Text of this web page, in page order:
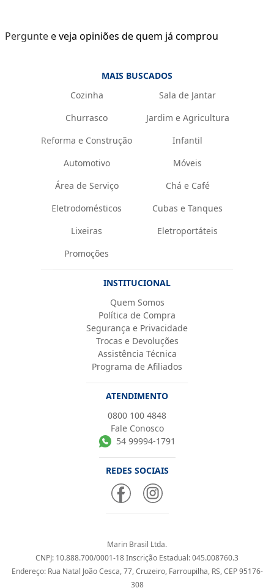
Pergunte e veja opiniões de quem já comprou
MAIS BUSCADOS
Cozinha
Sala de Jantar
Churrasco
Jardim e Agricultura
Reforma e Construção
Infantil
Automotivo
Móveis
Área de Serviço
Chá e Café
Eletrodomésticos
Cubas e Tanques
Lixeiras
Eletroportáteis
Promoções
INSTITUCIONAL
Quem Somos
Política de Compra
Segurança e Privacidade
Trocas e Devoluções
Assistência Técnica
Programa de Afiliados
ATENDIMENTO
0800 100 4848
Fale Conosco
54 99994-1791
REDES SOCIAIS
Marin Brasil Ltda.
CNPJ: 10.888.700/0001-18 Inscrição Estadual: 045.008760.3
Endereço: Rua Natal João Cesca, 77, Cruzeiro, Farroupilha, RS, CEP 95176-
308